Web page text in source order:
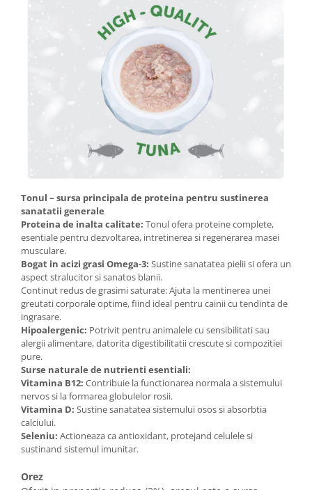
Tonul – sursa principala de proteina pentru sustinerea
sanatatii generale
Proteina de inalta calitate: Tonul ofera proteine complete,
esentiale pentru dezvoltarea, intretinerea si regenerarea masei
musculare.
Bogat in acizi grasi Omega-3: Sustine sanatatea pielii si ofera un
aspect stralucitor si sanatos blanii.
Continut redus de grasimi saturate: Ajuta la mentinerea unei
greutati corporale optime, fiind ideal pentru cainii cu tendinta de
ingrasare.
Hipoalergenic: Potrivit pentru animalele cu sensibilitati sau
alergii alimentare, datorita digestibilitatii crescute si compozitiei
pure.
Surse naturale de nutrienti esentiali:
Vitamina B12: Contribuie la functionarea normala a sistemului
nervos si la formarea globulelor rosii.
Vitamina D: Sustine sanatatea sistemului osos si absorbtia
calciului.
Seleniu: Actioneaza ca antioxidant, protejand celulele si
sustinand sistemul imunitar.
Orez